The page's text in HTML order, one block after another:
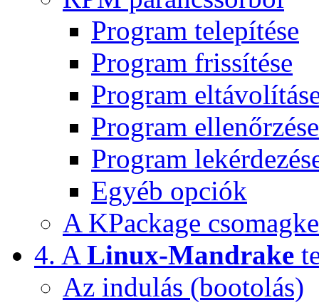
Program telepítése
Program frissítése
Program
Program ellenőrzése
Program
Egyéb opciók
A KPackage
4. A Linux-Mandrake
Az indulás (bootolás)